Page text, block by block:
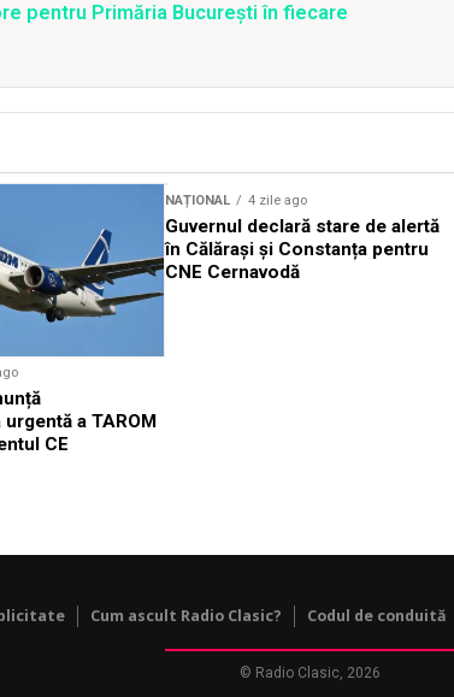
pentru Primăria București în fiecare
a TAROM
CE
NAȚIONAL 4 zile ago
Guvernul declară stare de alertă
în Călărași și Constanța pentru
CNE Cernavodă
Cum ascult Radio Clasic? Codul de conduită
© Radio Clasic, 2026